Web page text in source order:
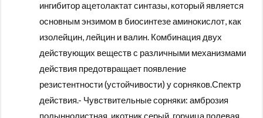
ингибитор ацетолактат синтазы, который является
основным энзимом в биосинтезе аминокислот, как
изолейцин, лейцин и валин. Комбинация двух
действующих веществ с различными механизмами
действия предотвращает появление
резистентности (устойчивости) у сорняков.Спектр
действия.- Чувствительные сорняки: амброзия
полыннолистная, икотник серый, горчица полевая,